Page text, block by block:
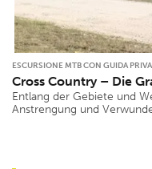
ESCURSIONE MTB CON GUIDA
Cross Country – Die
Entlang der Gebiete und
Anstrengung und